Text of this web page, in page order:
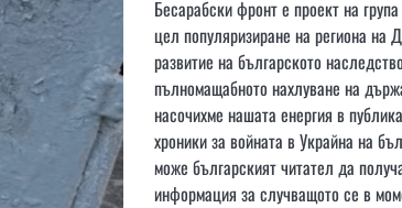
Бесарабски фронт е проект на
цел популяризиране на региона на
развитие на българското
пълномащабното нахлуване на
насочихме нашата енергия в
хроники за войната в Украйна на
може българският читател да
информация за случващото се в